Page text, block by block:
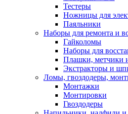
Тестеры
Ножницы для
Паяльники
Наборы для ремонта и
Гайколомы
Наборы для
Плашки, метчики
Экстракторы и
Ломы, гвоздодеры,
Монтажки
Монтировки
Гвоздодеры